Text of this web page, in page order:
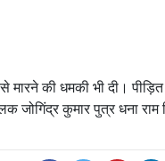
की धमकी भी दी। पीड़ित
जोगिंद्र कुमार पुत्र धना राम